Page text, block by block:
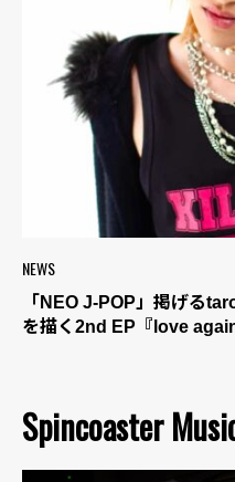
NEWS
「NEO J-POP」掲げる
を描く2nd EP『love
Spincoaster